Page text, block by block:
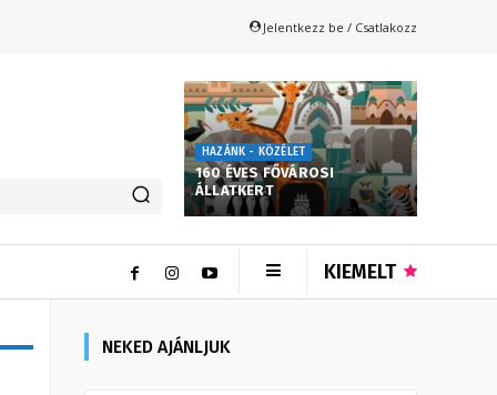
Jelentkezz be / Csatlakozz
HAZÁNK - KÖZÉLET
160 ÉVES FŐVÁROSI
ÁLLATKERT
KIEMELT
NEKED AJÁNLJUK